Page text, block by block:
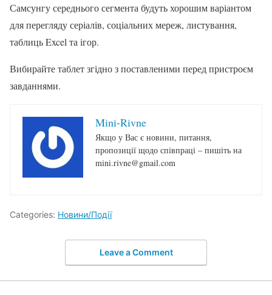
Самсунгу середнього сегмента будуть хорошим варіантом
для перегляду серіалів, соціальних мереж, листування,
таблиць Excel та ігор.
Вибирайте таблет згідно з поставленими перед пристроєм
завданнями.
Mini-Rivne
Якщо у Вас є новини, питання,
пропозиції щодо співпраці – пишіть на
mini.rivne@gmail.com
Categories: Новини/Події
Leave a Comment